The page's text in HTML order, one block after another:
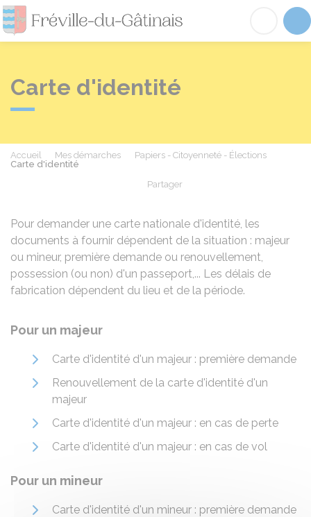
Fréville-du-
Carte d'identité
Accueil Mes démarches
Papiers - Citoyenneté - Élections
Carte d'identité
Partager
Pour demander une carte nationale d'identité, les
documents à fournir dépendent de la situation : majeur
ou mineur, première demande ou renouvellement,
possession (ou non) d'un passeport,... Les délais de
fabrication dépendent du lieu et de la période.
Pour un majeur
Carte d'identité d'un majeur : première demande
Renouvellement de la carte d'identité d'un
majeur
Carte d'identité d'un majeur : en cas de perte
Carte d'identité d'un majeur : en cas de vol
Pour un mineur
Carte d'identité d'un mineur : première demande